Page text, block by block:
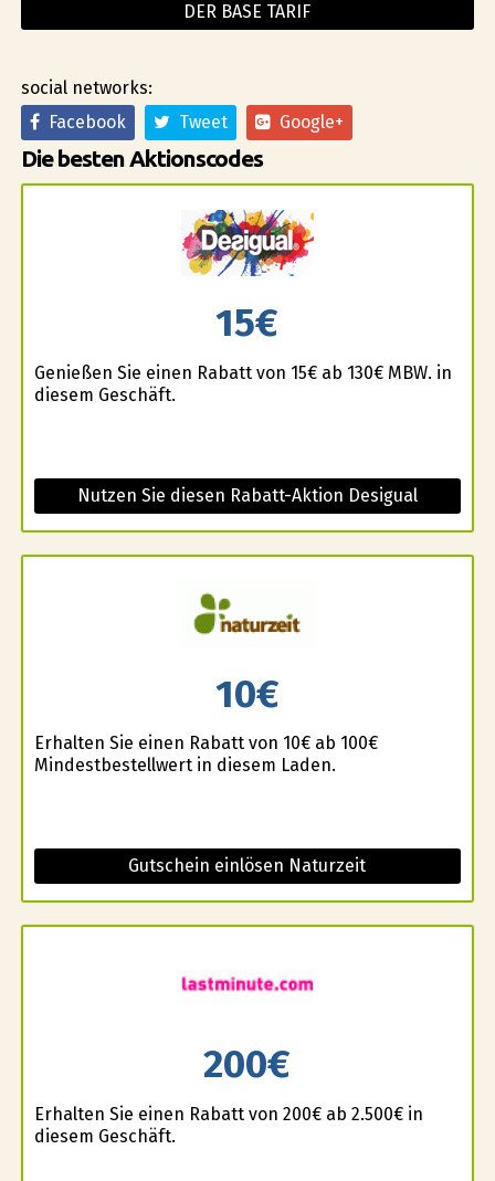
DER BASE TARIF
social networks:
Facebook
Tweet Google+
Die besten Aktionscodes
15€
Genießen Sie einen Rabatt von 15€ ab 130€ MBW. in
diesem Geschäft.
Nutzen Sie diesen Rabatt-Aktion Desigual
10€
Erhalten Sie einen Rabatt von 10€ ab 100€
Mindestbestellwert in diesem Laden.
Gutschein einlösen Naturzeit
200€
Erhalten Sie einen Rabatt von 200€ ab 2.500€ in
diesem Geschäft.